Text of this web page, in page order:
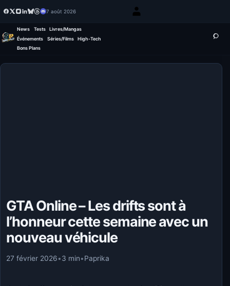
7 août 2026
News Tests
Livres/Mangas
Événements
Séries/Films
High-Tech
Bons Plans
GTA Online – Les drifts sont à
l’honneur cette semaine avec un
nouveau véhicule
27 février 2026•3 min•Paprika